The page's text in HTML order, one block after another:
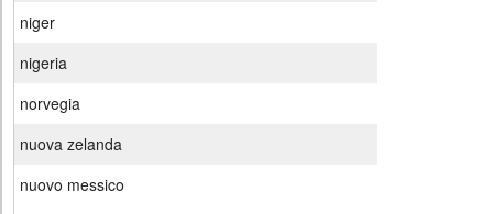
niger
nigeria
norvegia
nuova zelanda
nuovo messico